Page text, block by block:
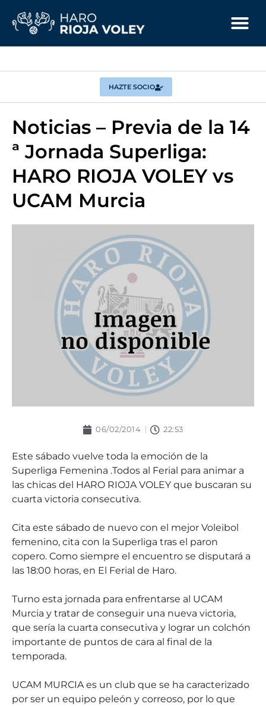
HAZTE SOCIO
Noticias – Previa de la 14
ª Jornada Superliga:
HARO RIOJA VOLEY vs
UCAM Murcia
06/02/2014 22:53
Este sábado vuelve toda la emoción de la
Superliga Femenina .Todos al Ferial para animar a
las chicas del HARO RIOJA VOLEY que buscaran su
cuarta victoria consecutiva.
Cita este sábado de nuevo con el mejor Voleibol
femenino, cita con la Superliga tras el paron
copero. Como siempre el encuentro se disputará a
las 18:00 horas, en El Ferial de Haro.
Turno esta jornada para enfrentarse al UCAM
Murcia y tratar de conseguir una nueva victoria,
que sería la cuarta consecutiva y lograr un colchón
importante de puntos de cara al final de la
temporada.
UCAM MURCIA es un club que se ha caracterizado
por ser un equipo peleón y correoso, por lo que